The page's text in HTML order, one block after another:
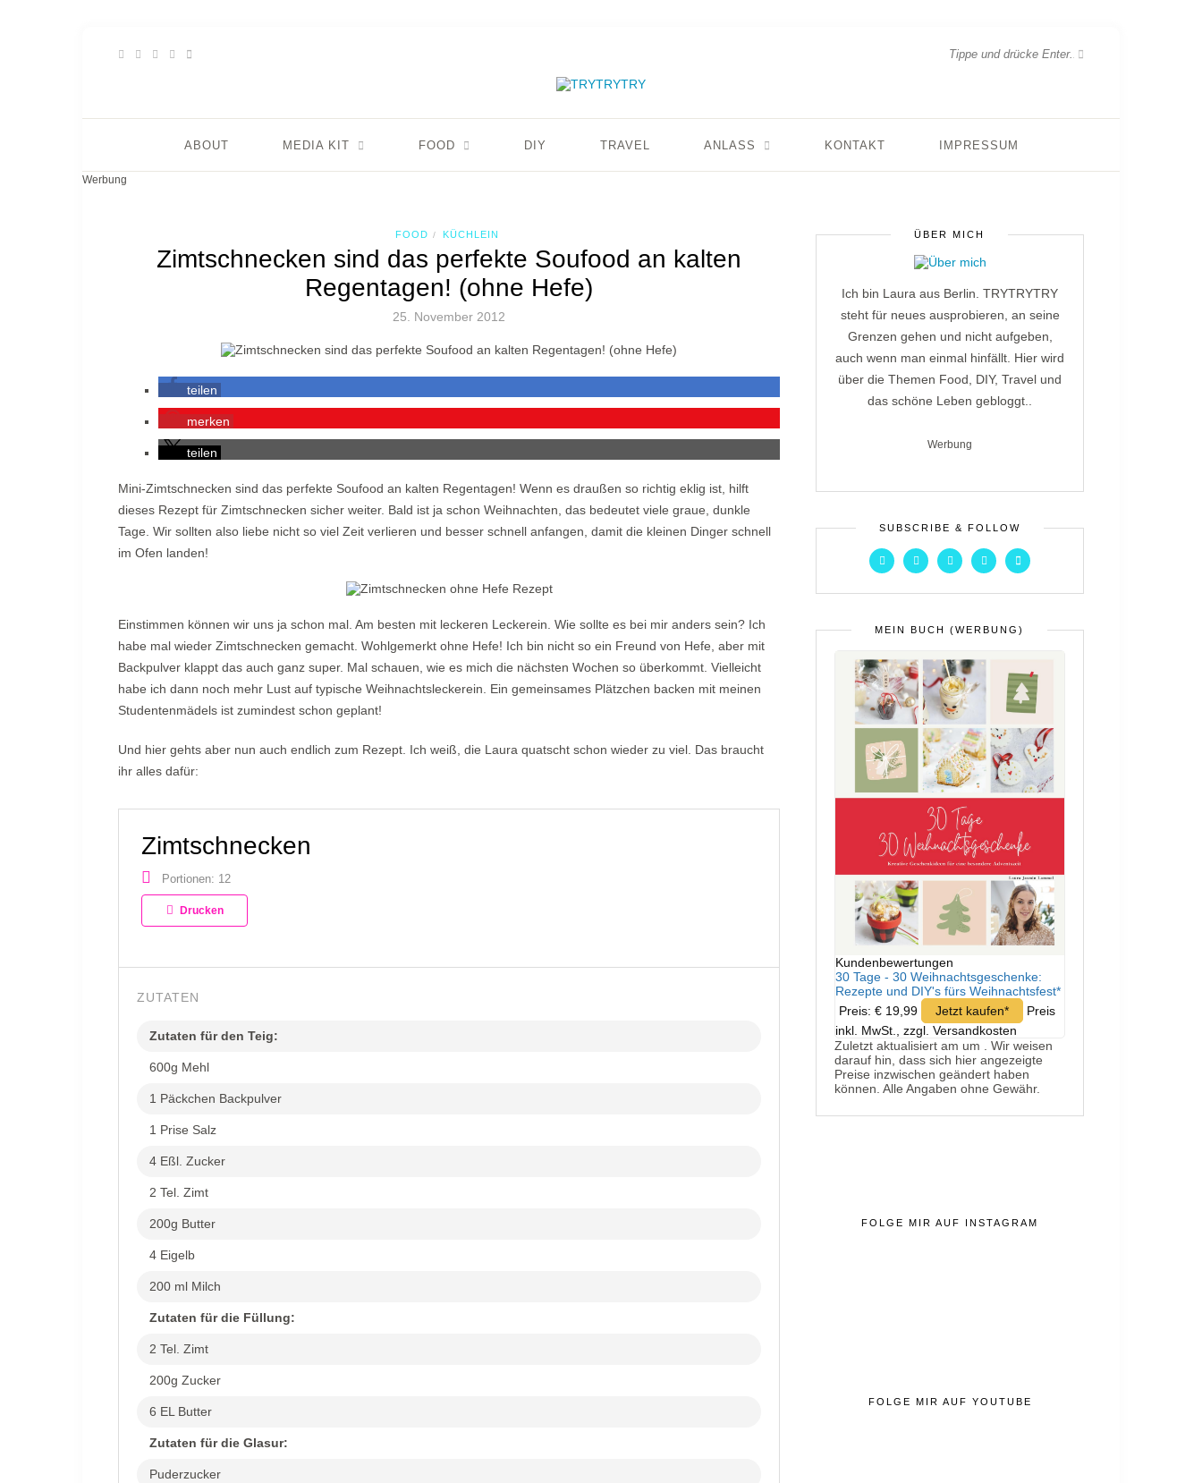
ABOUT MEDIA KIT FOOD DIY TRAVEL ANLASS KONTAKT IMPRESSUM
Werbung
FOOD / KÜCHLEIN
Zimtschnecken sind das perfekte Soufood an kalten
Regentagen! (ohne Hefe)
25. November 2012
teilen
merken
teilen
Mini-Zimtschnecken sind das perfekte Soufood an kalten Regentagen! Wenn es draußen so richtig eklig ist, hilft
dieses Rezept für Zimtschnecken sicher weiter. Bald ist ja schon Weihnachten, das bedeutet viele graue, dunkle
Tage. Wir sollten also liebe nicht so viel Zeit verlieren und besser schnell anfangen, damit die kleinen Dinger schnell
im Ofen landen!
Einstimmen können wir uns ja schon mal. Am besten mit leckeren Leckerein. Wie sollte es bei mir anders sein? Ich
habe mal wieder Zimtschnecken gemacht. Wohlgemerkt ohne Hefe! Ich bin nicht so ein Freund von Hefe, aber mit
Backpulver klappt das auch ganz super. Mal schauen, wie es mich die nächsten Wochen so überkommt. Vielleicht
habe ich dann noch mehr Lust auf typische Weihnachtsleckerein. Ein gemeinsames Plätzchen backen mit meinen
Studentenmädels ist zumindest schon geplant!
Und hier gehts aber nun auch endlich zum Rezept. Ich weiß, die Laura quatscht schon wieder zu viel. Das braucht
ihr alles dafür:
Zimtschnecken
Portionen: 12
Drucken
ZUTATEN
Zutaten für den Teig:
600g Mehl
1 Päckchen Backpulver
1 Prise Salz
4 Eßl. Zucker
2 Tel. Zimt
200g Butter
4 Eigelb
200 ml Milch
Zutaten für die Füllung:
2 Tel. Zimt
200g Zucker
6 EL Butter
Zutaten für die Glasur:
Puderzucker
ÜBER MICH
Ich bin Laura aus Berlin. TRYTRYTRY
steht für neues ausprobieren, an seine
Grenzen gehen und nicht aufgeben,
auch wenn man einmal hinfällt. Hier wird
über die Themen Food, DIY, Travel und
das schöne Leben gebloggt..
Werbung
SUBSCRIBE & FOLLOW
MEIN BUCH (WERBUNG)
Kundenbewertungen
30 Tage - 30 Weihnachtsgeschenke:
Rezepte und DIY's fürs Weihnachtsfest*
Preis: € 19,99
Jetzt kaufen*
Preis
inkl. MwSt., zzgl. Versandkosten
Zuletzt aktualisiert am um . Wir weisen
darauf hin, dass sich hier angezeigte
Preise inzwischen geändert haben
können. Alle Angaben ohne Gewähr.
FOLGE MIR AUF INSTAGRAM
FOLGE MIR AUF YOUTUBE